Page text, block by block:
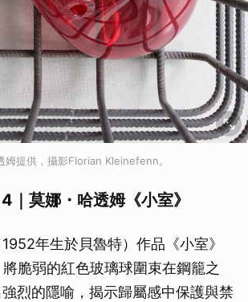
姆提供，攝影Florian Kleinefenn。
｜莫娜・哈透姆《小室》
年生於貝魯特）作品《小室》
將脆弱的紅色玻璃球圍束在鋼籠之
烈的隱喻，揭示歸屬感中保護與禁